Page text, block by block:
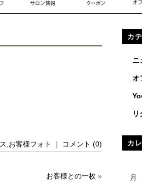
お客様フォト ｜ コメント (0)
お客様との一枚 »
カ
ニ
オ
リ
カ
月